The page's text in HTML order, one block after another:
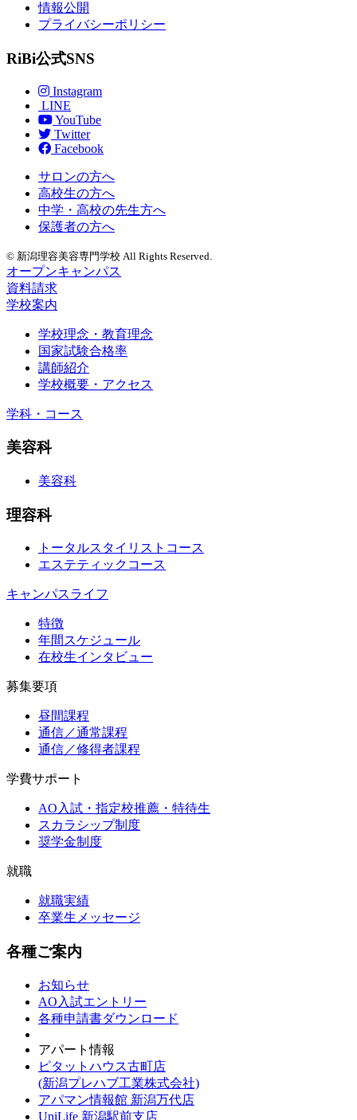
情報公開
プライバシーポリシー
RiBi公式SNS
Instagram
LINE
YouTube
Twitter
Facebook
サロンの方へ
高校生の方へ
中学・高校の先生方へ
保護者の方へ
© 新潟理容美容専門学校 All Rights Reserved.
オープンキャンパス
資料請求
学校案内
学校理念・教育理念
国家試験合格率
講師紹介
学校概要・アクセス
学科・コース
美容科
美容科
理容科
トータルスタイリストコース
エステティックコース
キャンパスライフ
特徴
年間スケジュール
在校生インタビュー
募集要項
昼間課程
通信／通常課程
通信／修得者課程
学費サポート
AO入試・指定校推薦・特待生
スカラシップ制度
奨学金制度
就職
就職実績
卒業生メッセージ
各種ご案内
お知らせ
AO入試エントリー
各種申請書ダウンロード
アパート情報
ピタットハウス古町店
(新潟プレハブ工業株式会社)
アパマン情報館 新潟万代店
UniLife 新潟駅前支店